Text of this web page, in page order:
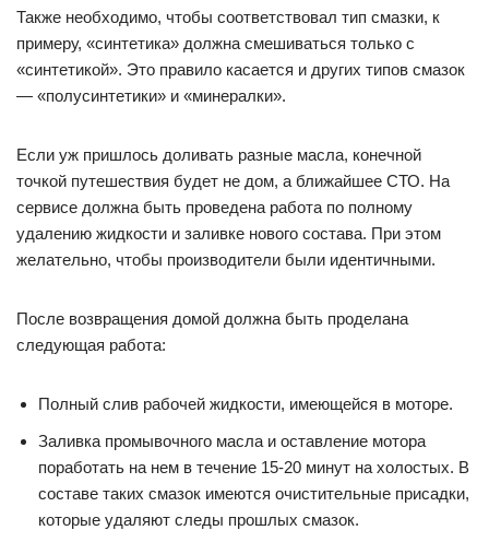
Также необходимо, чтобы соответствовал тип смазки, к
примеру, «синтетика» должна смешиваться только с
«синтетикой». Это правило касается и других типов смазок
— «полусинтетики» и «минералки».
Если уж пришлось доливать разные масла, конечной
точкой путешествия будет не дом, а ближайшее СТО. На
сервисе должна быть проведена работа по полному
удалению жидкости и заливке нового состава. При этом
желательно, чтобы производители были идентичными.
После возвращения домой должна быть проделана
следующая работа:
Полный слив рабочей жидкости, имеющейся в моторе.
Заливка промывочного масла и оставление мотора
поработать на нем в течение 15-20 минут на холостых. В
составе таких смазок имеются очистительные присадки,
которые удаляют следы прошлых смазок.